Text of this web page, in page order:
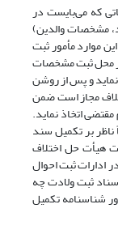
که می‌بایست در
مشخصات والدین)
موارد مأمور ثبت
محل ثبت مشخصات
و پس از روشن
مجاز است ضمن
اتخاذ نماید.
صرفاً ناظر بر تکمیل سند
هیأت حل اختلاف
در ادارات ثبت احوال
ثبت ولادت چه
شناسنامه تکمیل